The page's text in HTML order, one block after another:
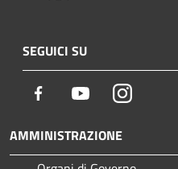
SEGUICI SU
Facebook YoutubeInstagram
AMMINISTRAZIONE